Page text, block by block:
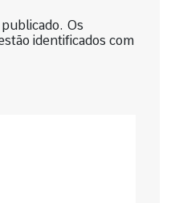
Os
identificados com